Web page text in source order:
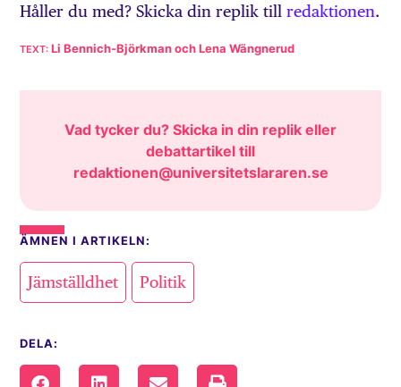
Håller du med? Skicka din replik tillredaktionen.
Li Bennich-Björkman och Lena Wängnerud
Vad tycker du? Skicka in din replik eller
debattartikel till
redaktionen@universitetslararen.se
ÄMNEN I ARTIKELN:
Jämställdhet Politik
DELA: